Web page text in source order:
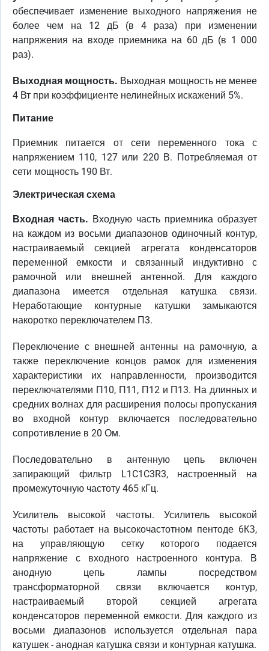
обеспечивает изменение выходного напряжения не
более чем на 12 дБ (в 4 раза) при изменении
напряжения на входе приемника на 60 дБ (в 1 000
раз).
Выходная мощность. Выходная мощность не менее
4 Вт при коэффициенте нелинейных искажений 5%.
Питание
Приемник питается от сети переменного тока с
напряжением 110, 127 или 220 В. Потребляемая от
сети мощность 190 Вт.
Электрическая схема
Входная часть. Входную часть приемника образует
на каждом из восьми диапазонов одиночный контур,
настраиваемый секцией агрегата конденсаторов
переменной емкости и связанный индуктивно с
рамочной или внешней антенной. Для каждого
диапазона имеется отдельная катушка связи.
Неработающие контурные катушки замыкаются
накоротко переключателем П3.
Переключение с внешней антенны на рамочную, а
также переключение концов рамок для изменения
характеристики их направленности, производится
переключателями П10, П11, П12 и П13. На длинных и
средних волнах для расширения полосы пропускания
во входной контур включается последовательно
сопротивление в 20 Ом.
Последовательно в антенную цепь включен
запирающий фильтр L1C1C3R3, настроенный на
промежуточную частоту 465 кГц.
Усилитель высокой частоты. Усилитель высокой
частоты работает на высокочастотном пентоде 6КЗ,
на управляющую сетку которого подается
напряжение с входного настроенного контура. В
анодную цепь лампы посредством
трансформаторной связи включается контур,
настраиваемый второй секцией агрегата
конденсаторов переменной емкости. Для каждого из
восьми диапазонов используется отдельная пара
катушек - анодная катушка связи и контурная катушка.